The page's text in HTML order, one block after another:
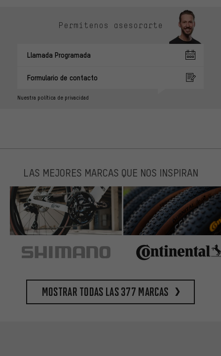
Permítenos asesorarte
Llamada Programada
Formulario de contacto
Nuestra política de privacidad
LAS MEJORES MARCAS QUE NOS INSPIRAN
Mostrar todas las 377 marcas